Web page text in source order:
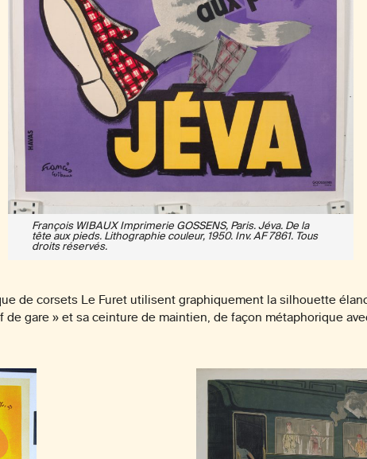
François WIBAUX Imprimerie GOSSENS, Paris. Jéva. De la
tête aux pieds. Lithographie couleur, 1950. Inv. AF 7861. Tous
droits réservés.
de corsets Le Furet utilisent graphiquement la silhouette
gare » et sa ceinture de maintien, de façon métaphorique